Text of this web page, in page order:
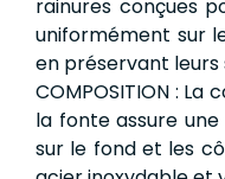
rainures conçues
uniformément sur
en préservant
COMPOSITION :
la fonte assure
sur le fond et les